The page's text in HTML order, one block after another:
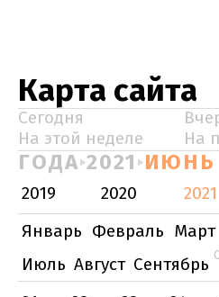
Карта сайта
Сегодня
На этой неделе
На
ГОДА 2021 ИЮНЬ
2019 2020 2021
Январь Февраль Март
Июль Август Сентябрь